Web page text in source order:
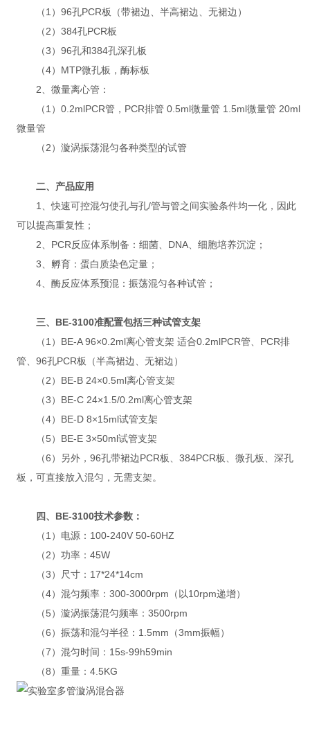
（1）96孔PCR板（带裙边、半高裙边、无裙边）
（2）384孔PCR板
（3）96孔和384孔深孔板
（4）MTP微孔板，酶标板
2、微量离心管：
（1）0.2mlPCR管，PCR排管 0.5ml微量管 1.5ml微量管 20ml
微量管
（2）漩涡振荡混匀各种类型的试管
二、产品应用
1、快速可控混匀使孔与孔/管与管之间实验条件均一化，因此
可以提高重复性；
2、PCR反应体系制备：细菌、DNA、细胞培养沉淀；
3、孵育：蛋白质染色定量；
4、酶反应体系预混：振荡混匀各种试管；
三、BE-3100准配置包括三种试管支架
（1）BE-A 96×0.2ml离心管支架 适合0.2mlPCR管、PCR排
管、96孔PCR板（半高裙边、无裙边）
（2）BE-B 24×0.5ml离心管支架
（3）BE-C 24×1.5/0.2ml离心管支架
（4）BE-D 8×15ml试管支架
（5）BE-E 3×50ml试管支架
（6）另外，96孔带裙边PCR板、384PCR板、微孔板、深孔
板，可直接放入混匀，无需支架。
四、BE-3100技术参数：
（1）电源：100-240V 50-60HZ
（2）功率：45W
（3）尺寸：17*24*14cm
（4）混匀频率：300-3000rpm（以10rpm递增）
（5）漩涡振荡混匀频率：3500rpm
（6）振荡和混匀半径：1.5mm（3mm振幅）
（7）混匀时间：15s-99h59min
（8）重量：4.5KG